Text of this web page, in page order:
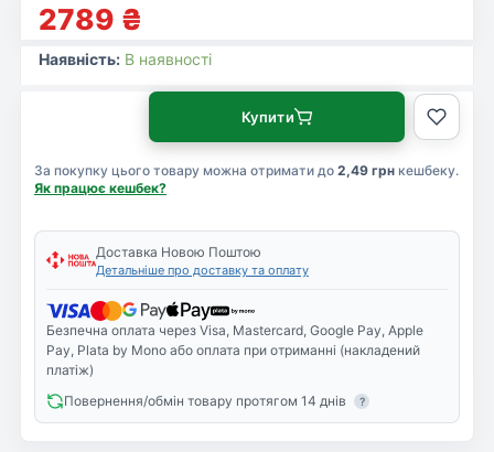
2789 ₴
Наявність: В наявності
За покупку цього товару можна отримати до 2,49 грн кешбеку.
Як працює кешбек?
Купити
Доставка Новою Поштою
Детальніше про доставку та оплату
Безпечна оплата через Visa, Mastercard, Google Pay, Apple
Pay, Plata by Mono або оплата при отриманні (накладений
платіж)
Повернення/обмін товару протягом 14 днів
?